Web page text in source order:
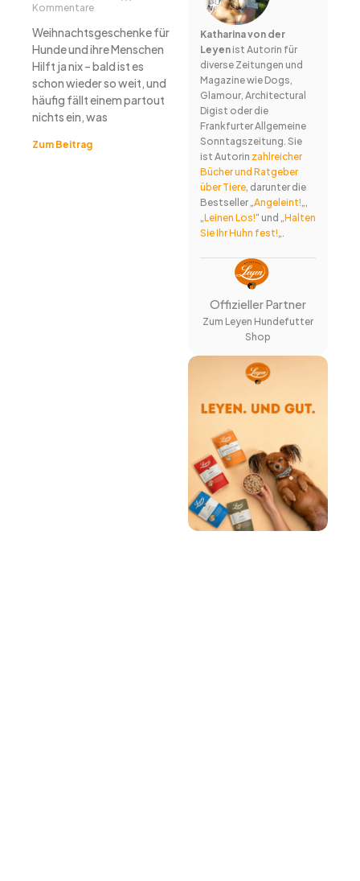
Kommentare
Weihnachtsgeschenke für
Hunde und ihre Menschen
Hilft ja nix – bald ist es
schon wieder so weit, und
häufig fällt einem partout
nichts ein, was
Zum Beitrag
Katharina von der
Leyenist Autorin für
diverse Zeitungen und
Magazine wie Dogs,
Glamour, Architectural
Digist oder die
Frankfurter Allgemeine
Sonntagszeitung. Sie
ist Autorin zahlreicher
Bücher und Ratgeber
über Tiere, darunter die
Bestseller „Angeleint!„,
„Leinen Los!“ und „Halten
Sie Ihr Huhn fest!„.
Offizieller Partner
Zum Leyen Hundefutter
Shop